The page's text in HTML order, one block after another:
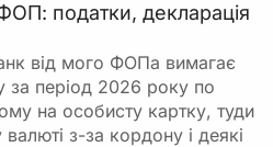
податки, декларація
від мого ФОПа вимагає
за період 2026 року по
на особисту картку, туди
з-за кордону і деякі